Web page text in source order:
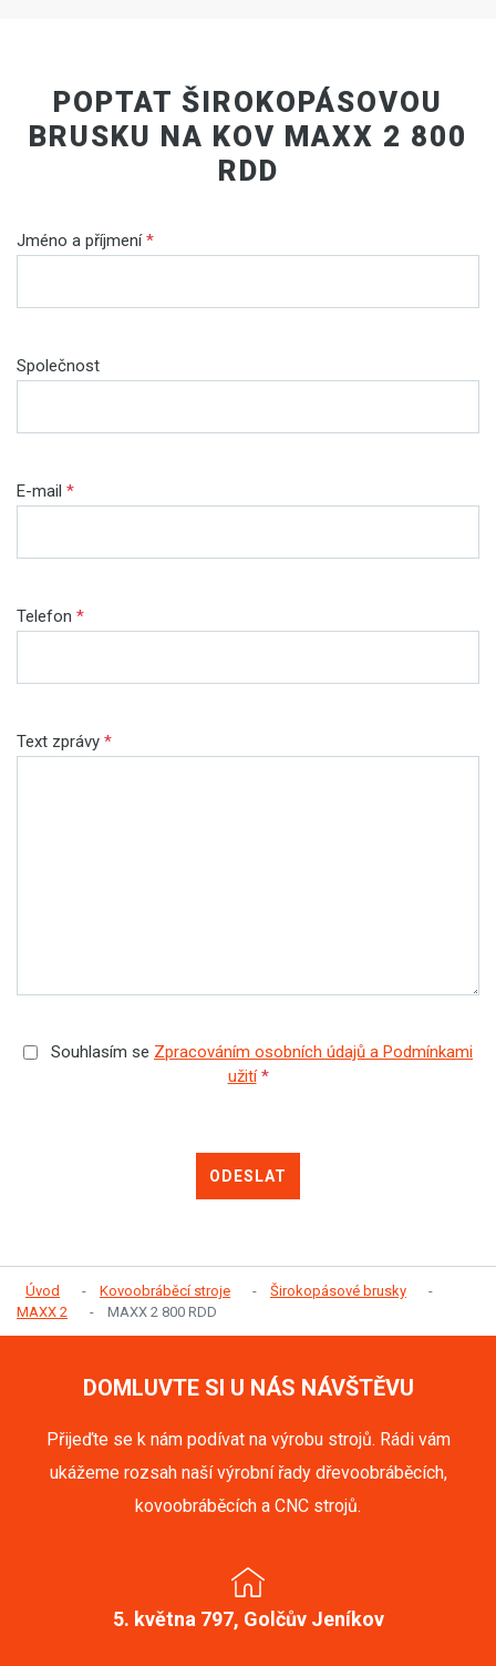
POPTAT ŠIROKOPÁSOVOU
BRUSKU NA KOV MAXX 2 800
RDD
Jméno a příjmení*
Společnost
E-mail *
Telefon *
Text zprávy *
Souhlasím se Zpracováním osobních údajů a Podmínkami
užití *
ODESLAT
Úvod Kovoobráběcí stroje
Širokopásové brusky
MAXX 2
MAXX 2 800 RDD
DOMLUVTE SI U NÁS NÁVŠTĚVU
Přijeďte se k nám podívat na výrobu strojů. Rádi vám
ukážeme rozsah naší výrobní řady dřevoobráběcích,
kovoobráběcích a CNC strojů.
5. května 797, Golčův Jeníkov